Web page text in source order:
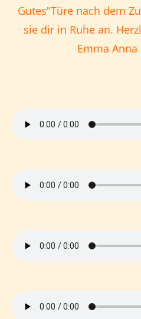
Gutes"Türe nach dem
sie dir in Ruhe an.
Emma